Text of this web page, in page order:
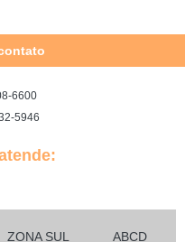
6600
5946
ZONA SUL ABCD